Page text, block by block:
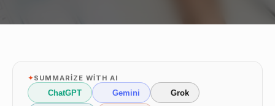
✦SUMMARIZE WITH AI
ChatGPT Gemini Grok